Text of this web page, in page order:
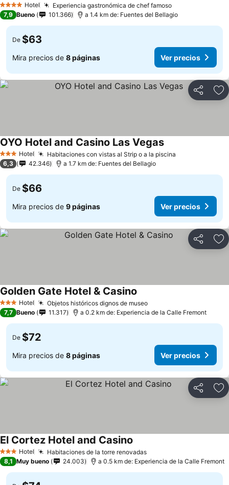
4 EstrellasHotel Experiencia gastronómica de chef famoso
7,9 Bueno 101.366 a 1.4 km de: Fuentes del Bellagio
De $63
Mira precios de 8 páginas Ver precios
Compartir
3 Estrellas
Hotel Habitaciones con vistas al Strip o a la piscina
OYO Hotel and Casino Las Vegas
6,3 42.346 a 1.7 km de: Fuentes del Bellagio
De $66
Mira precios de 9 páginas Ver precios
Compartir
3 Estrellas
Hotel Objetos históricos dignos de museo
Golden Gate Hotel & Casino
7,7 Bueno 11.317 a 0.2 km de: Experiencia de la Calle Fremont
De $72
Mira precios de 8 páginas Ver precios
Compartir
3 Estrellas
Hotel Habitaciones de la torre renovadas
El Cortez Hotel and Casino
8,1 Muy bueno 24.003 a 0.5 km de: Experiencia de la Calle Fremont